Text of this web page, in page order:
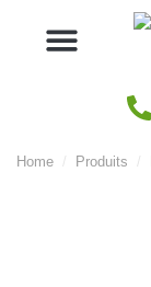
Home Produits